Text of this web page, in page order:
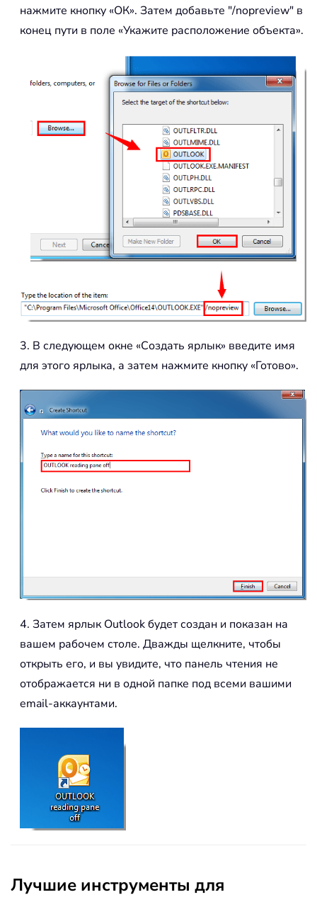
нажмите кнопку «ОК». Затем добавьте "/nopreview" в
конец пути в поле «Укажите расположение объекта».
3. В следующем окне «Создать ярлык» введите имя
для этого ярлыка, а затем нажмите кнопку «Готово».
4. Затем ярлык Outlook будет создан и показан на
вашем рабочем столе. Дважды щелкните, чтобы
открыть его, и вы увидите, что панель чтения не
отображается ни в одной папке под всеми вашими
email-аккаунтами.
Лучшие инструменты для